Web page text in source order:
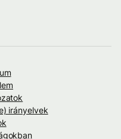
irányelvek